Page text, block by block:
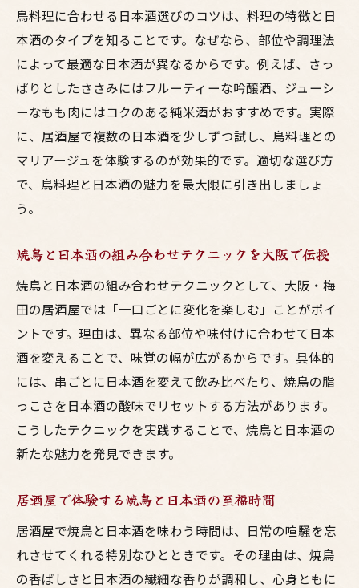
鳥料理に合わせる日本酒選びのコツは、料理の特徴と日
本酒のタイプを知ることです。なぜなら、部位や調理法
によって最適な日本酒が異なるからです。例えば、さっ
ぱりとしたささみにはフルーティーな吟醸酒、ジューシ
ーなもも肉にはコクのある純米酒がおすすめです。実際
に、居酒屋で複数の日本酒を少しずつ試し、鳥料理との
マリアージュを体験するのが効果的です。適切な選び方
で、鳥料理と日本酒の魅力を最大限に引き出しましょ
う。
焼鳥と日本酒の組み合わせテクニックを大阪で伝授
焼鳥と日本酒の組み合わせテクニックとして、大阪・梅
田の居酒屋では「一口ごとに変化を楽しむ」ことがポイ
ントです。理由は、異なる部位や味付けに合わせて日本
酒を変えることで、味覚の幅が広がるからです。具体的
には、串ごとに日本酒を変えて飲み比べたり、焼鳥の脂
っこさを日本酒の酸味でリセットする方法があります。
こうしたテクニックを実践することで、焼鳥と日本酒の
新たな魅力を発見できます。
居酒屋で体験する焼鳥と日本酒の至福時間
居酒屋で焼鳥と日本酒を味わう時間は、日常の喧騒を忘
れさせてくれる特別なひとときです。その理由は、焼鳥
の香ばしさと日本酒の繊細な香りが調和し、心身ともに